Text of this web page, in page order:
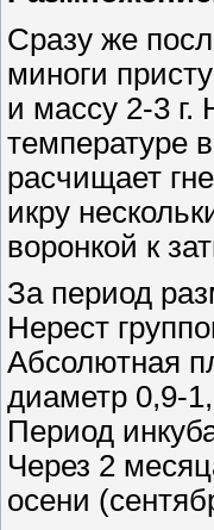
Сразу же
миноги
и массу 2-3 г.
температуре
расчищает
икру
воронкой к
За период
Нерест
Абсолютная
диаметр 0,9-
Период
Через 2
осени